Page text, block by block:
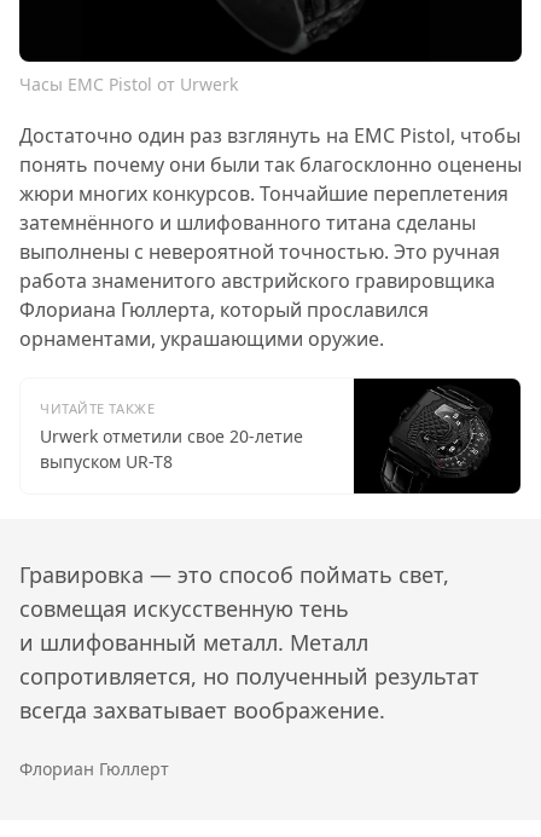
Часы EMC Pistol от Urwerk
Достаточно один раз взглянуть на EMC Pistol, чтобы
понять почему они были так благосклонно оценены
жюри многих конкурсов. Тончайшие переплетения
затемнённого и шлифованного титана сделаны
выполнены с невероятной точностью. Это ручная
работа знаменитого австрийского гравировщика
Флориана Гюллерта, который прославился
орнаментами, украшающими оружие.
ЧИТАЙТЕ ТАКЖЕ
Urwerk отметили свое 20-летие
выпуском UR-T8
Гравировка — это способ поймать свет,
совмещая искусственную тень
и шлифованный металл. Металл
сопротивляется, но полученный результат
всегда захватывает воображение.
Флориан Гюллерт